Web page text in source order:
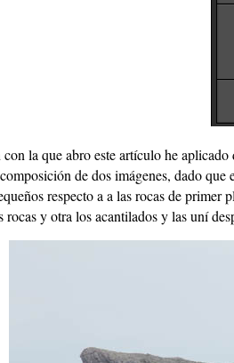
la que abro este artículo he
de dos imágenes, dado
respecto a a las rocas de
rocas y otra los acantilados y las uní